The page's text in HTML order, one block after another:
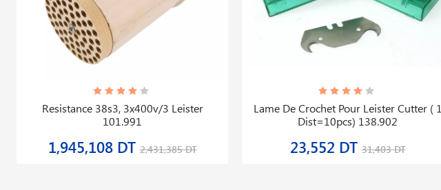
Resistance 38s3, 3x400v/3 Leister
101.991
1,945,108 DT2,431,385 DT
Lame De Crochet Pour Leister Cutter ( 1
Dist=10pcs) 138.902
23,552 DT31,403 DT